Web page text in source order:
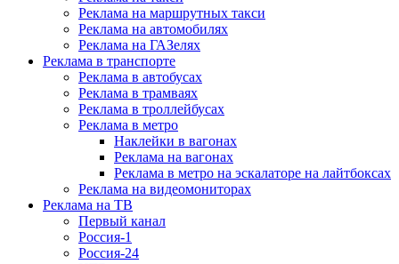
Реклама на маршрутных такси
Реклама на автомобилях
Реклама на ГАЗелях
Реклама в транспорте
Реклама в автобусах
Реклама в трамваях
Реклама в троллейбусах
Реклама в метро
Наклейки в вагонах
Реклама на вагонах
Реклама в метро на эскалаторе на лайтбоксах
Реклама на видеомониторах
Реклама на ТВ
Первый канал
Россия-1
Россия-24